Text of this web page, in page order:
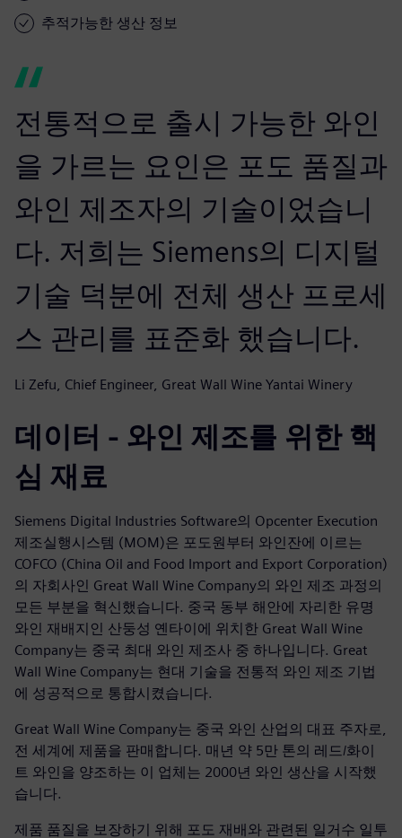
추적가능한 생산 정보
전통적으로 출시 가능한 와인
을 가르는 요인은 포도 품질과
와인 제조자의 기술이었습니
다. 저희는 Siemens의 디지털
기술 덕분에 전체 생산 프로세
스 관리를 표준화 했습니다.
Li Zefu, Chief Engineer, Great Wall Wine Yantai Winery
데이터 - 와인 제조를 위한 핵
심 재료
Siemens Digital Industries Software의 Opcenter Execution
제조실행시스템 (MOM)은 포도원부터 와인잔에 이르는
COFCO (China Oil and Food Import and Export Corporation)
의 자회사인 Great Wall Wine Company의 와인 제조 과정의
모든 부분을 혁신했습니다. 중국 동부 해안에 자리한 유명
와인 재배지인 산둥성 옌타이에 위치한 Great Wall Wine
Company는 중국 최대 와인 제조사 중 하나입니다. Great
Wall Wine Company는 현대 기술을 전통적 와인 제조 기법
에 성공적으로 통합시켰습니다.
Great Wall Wine Company는 중국 와인 산업의 대표 주자로,
전 세계에 제품을 판매합니다. 매년 약 5만 톤의 레드/화이
트 와인을 양조하는 이 업체는 2000년 와인 생산을 시작했
습니다.
제품 품질을 보장하기 위해 포도 재배와 관련된 일거수 일투